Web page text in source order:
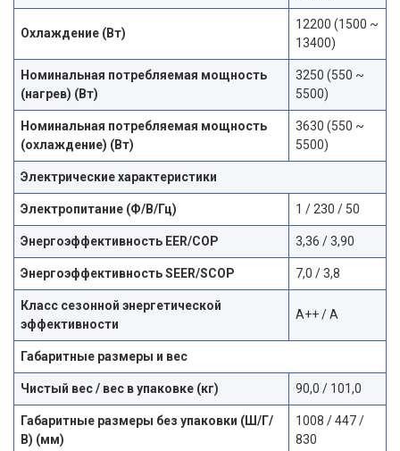
Охлаждение (Вт)
12200 (1500 ~
13400)
Номинальная потребляемая мощность
(нагрев) (Вт)
3250 (550 ~
5500)
Номинальная потребляемая мощность
(охлаждение) (Вт)
3630 (550 ~
5500)
Электрические характеристики
Электропитание (Ф/В/Гц) 1 / 230 / 50
Энергоэффективность EER/COP 3,36 / 3,90
Энергоэффективность SEER/SCOP 7,0 / 3,8
Класс сезонной энергетической
эффективности
A++ / A
Габаритные размеры и вес
Чистый вес / вес в упаковке (кг) 90,0 / 101,0
Габаритные размеры без упаковки (Ш/Г/
В) (мм)
1008 / 447 /
830